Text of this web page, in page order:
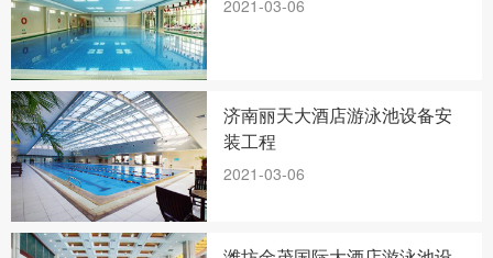
2021-03-06
济南丽天大酒店游泳池设备安
装工程
2021-03-06